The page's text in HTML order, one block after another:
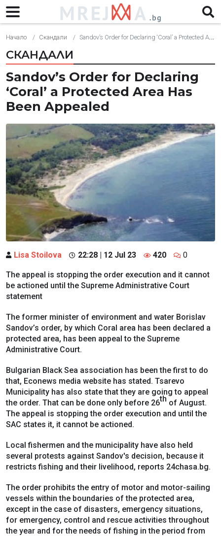
Начало Скандали Sandov’s Order for Declaring ‘Coral’ a Protected Area Has Been Appealed
СКАНДАЛИ
Sandov’s Order for Declaring
‘Coral’ a Protected Area Has
Been Appealed
Lisa Stoilova 22:28 | 12 Jul 23 420 0
The appeal is stopping the order execution and it cannot
be actioned until the Supreme Administrative Court
statement
The former minister of environment and water Borislav
Sandov’s order, by which Coral area has been declared a
protected area, has been appeal to the Supreme
Administrative Court.
Bulgarian Black Sea association has been the first to do
that, Econews media website has stated. Tsarevo
Municipality has also state that they are going to appeal
the order. That can be done only before 26th of August.
The appeal is stopping the order execution and until the
SAC states it, it cannot be actioned.
Local fishermen and the municipality have also held
several protests against Sandov's decision, because it
restricts fishing and their livelihood, reports 24chasa.bg.
The order prohibits the entry of motor and motor-sailing
vessels within the boundaries of the protected area,
except in the case of disasters, emergency situations,
for emergency, control and rescue activities throughout
the year and for the needs of fishing in the period from